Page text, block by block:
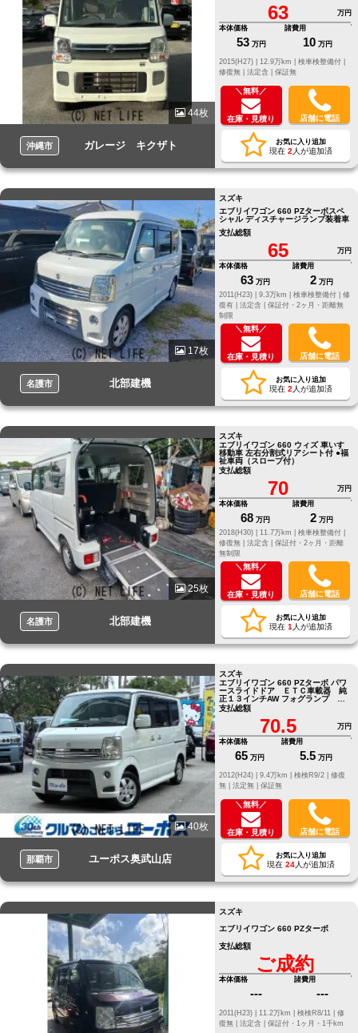
44枚
沖縄市 ガレージ キクザト
63
万円
本体価格
53 万円
諸費用
10 万円
修復無 | 法定含 | 保証無
＼無料／
在庫・見積り 店舗に電話
お気に入り追加
現在 2 人が追加済
17枚
名護市 北部建機
スズキ
エブリイワゴン 660 PZターボスペ
シャル ディスチャージランプ装着車
支払総額
65
万円
本体価格
63 万円
諸費用
2 万円
2011(H23) |
9.3万km | 検車検整備付 | 修
復有 | 法定含 | 保証付・2ヶ月・距離無
制限
＼無料／
在庫・見積り 店舗に電話
お気に入り追加
現在 2 人が追加済
25枚
名護市 北部建機
スズキ
エブリイワゴン 660 ウィズ 車いす
移動車 左右分割式リアシート付 ●福
祉車両（スロープ付）
支払総額
70
万円
本体価格
68 万円
諸費用
2 万円
2018(H30) |
11.7万km |
検車検整備付 |
修復無 | 法定含 | 保証付・2ヶ月・距離
無制限
＼無料／
在庫・見積り 店舗に電話
お気に入り追加
現在 1 人が追加済
40枚
那覇市 ユーポス奥武山店
スズキ
エブリイワゴン 660 PZターボ パワ
ースライドドア ＥＴＣ車載器 純
正１３インチAW フォグランプ キ
ーレス パワーウィンドウ
支払総額
70.5
万円
本体価格
65 万円
諸費用
5.5 万円
修復
無 | 法定無 | 保証無
＼無料／
在庫・見積り 店舗に電話
お気に入り追加
現在 24人が追加済
スズキ
エブリイワゴン 660 PZターボ
支払総額
ご成約
本体価格
---
諸費用
---
修
復無 | 法定含 | 保証付・1ヶ月・1千km